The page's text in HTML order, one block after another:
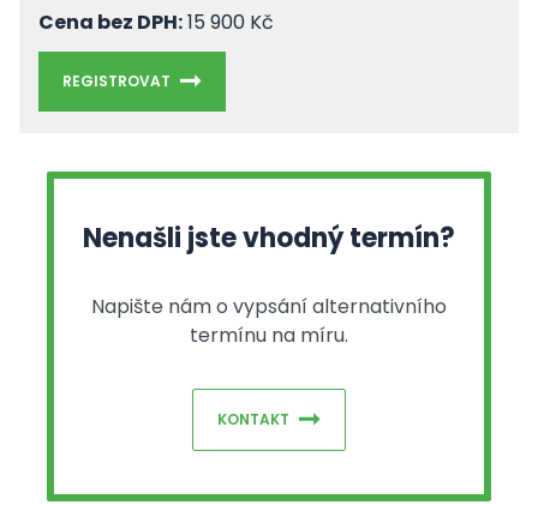
Cena bez DPH:15 900 Kč
REGISTROVAT
Nenašli jste vhodný termín?
Napište nám o vypsání alternativního
termínu na míru.
KONTAKT